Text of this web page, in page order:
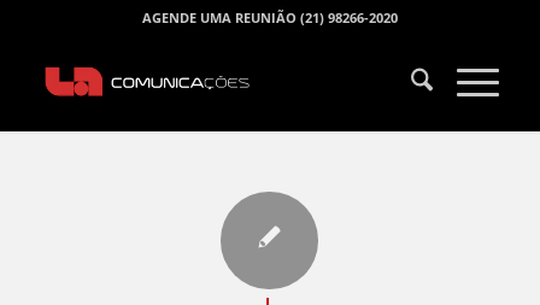
AGENDE UMA REUNIÃO (21) 98266-2020